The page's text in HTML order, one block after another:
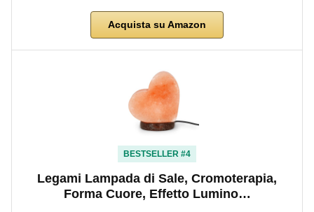
Acquista su Amazon
BESTSELLER #4
Legami Lampada di Sale, Cromoterapia,
Forma Cuore, Effetto Lumino…